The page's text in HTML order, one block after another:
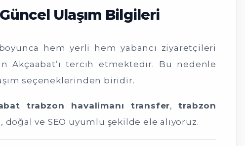
Ulaşım Bilgileri
boyunca hem yerli hem yabancı ziyaretçileri
Akçaabat’ı tercih etmektedir. Bu nedenle
seçeneklerinden biridir.
trabzon havalimanı transfer,trabzon
ve SEO uyumlu şekilde ele alıyoruz.